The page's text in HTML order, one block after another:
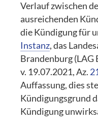
Verlauf zwischen
ausreichenden
die Kündigung für
Instanz, das
Brandenburg
v. 19.07.2021, Az.
Auffassung, dies
Kündigungsgrund
Kündigung